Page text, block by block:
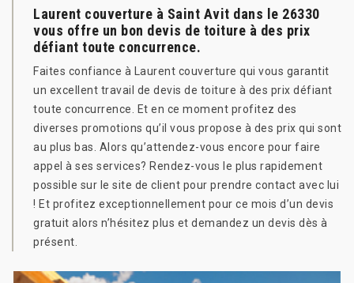
Laurent couverture à Saint Avit dans le 26330
vous offre un bon devis de toiture à des prix
défiant toute concurrence.
Faites confiance à Laurent couverture qui vous garantit
un excellent travail de devis de toiture à des prix défiant
toute concurrence. Et en ce moment profitez des
diverses promotions qu’il vous propose à des prix qui sont
au plus bas. Alors qu’attendez-vous encore pour faire
appel à ses services? Rendez-vous le plus rapidement
possible sur le site de client pour prendre contact avec lui
! Et profitez exceptionnellement pour ce mois d’un devis
gratuit alors n’hésitez plus et demandez un devis dès à
présent.